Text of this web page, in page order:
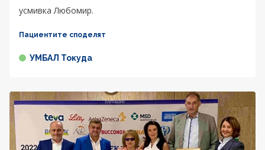
усмивка Любомир.
Пациентите споделят
УМБАЛ Токуда